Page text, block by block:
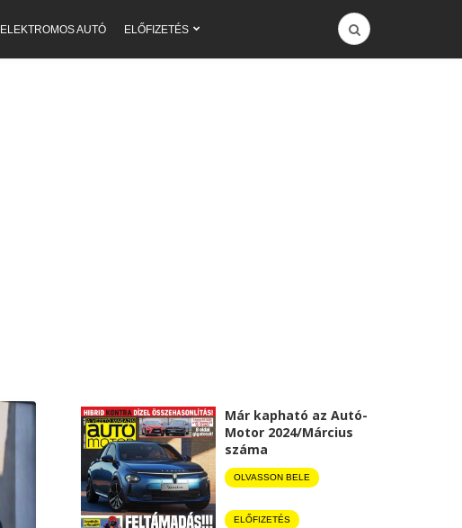
ELEKTROMOS AUTÓ ELŐFIZETÉS
Már kapható az Autó-
Motor 2024/Március
száma
OLVASSON BELE
ELŐFIZETÉS